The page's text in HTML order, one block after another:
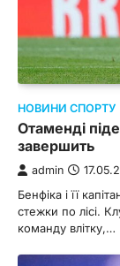
НОВИНИ СПОРТУ
Отаменді
завершить
admin
Бенфіка і її
стежки по лісі.
команду влітку,…